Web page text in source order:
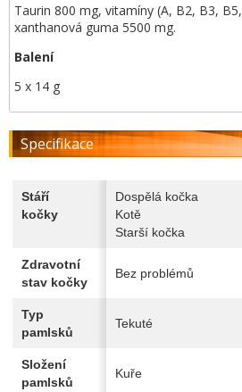
Taurin 800 mg, vitamíny (A, B2, B3,
xanthanová guma 5500 mg.
Balení
5 x 14 g
Specifikace
Stáří
kočky
Dospělá kočka
Kotě
Starší kočka
Zdravotní
stav kočky
Bez problémů
Typ
pamlsků
Tekuté
Složení
pamlsků
Kuře